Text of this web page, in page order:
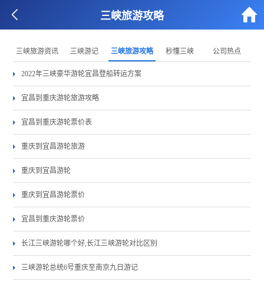
 三峡旅游攻略 
三峡旅游资讯 三峡游记 三峡旅游攻略 秒懂三峡 公司热点
2022年三峡豪华游轮宜昌登船转运方案
宜昌到重庆游轮旅游攻略
宜昌到重庆游轮票价表
重庆到宜昌游轮旅游
重庆到宜昌游轮
重庆到宜昌游轮票价
宜昌到重庆游轮票价
长江三峡游轮哪个好,长江三峡游轮对比区别
三峡游轮总统6号重庆至南京九日游记